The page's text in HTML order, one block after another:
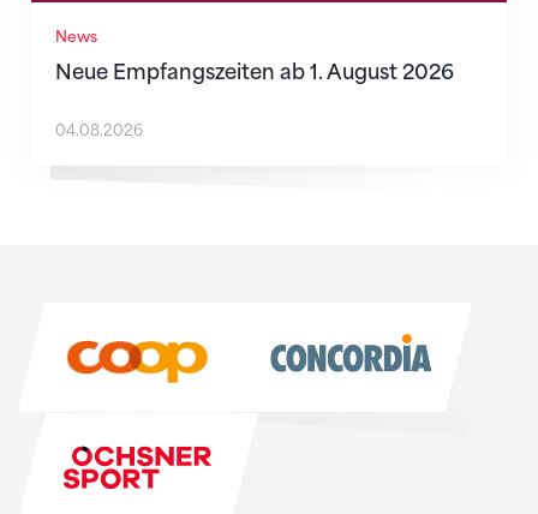
News
Neue Empfangszeiten ab 1. August 2026
04.08.2026